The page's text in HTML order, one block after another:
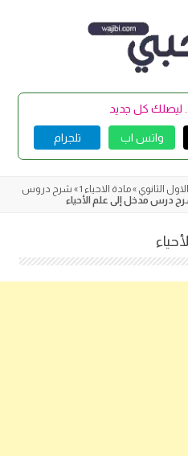
ليصلك كل جديد
واتس اب تلجرام
الثانوي »مادة الاحياء 1 » شرح دروس
درس مدخل إلى علم الأحياء